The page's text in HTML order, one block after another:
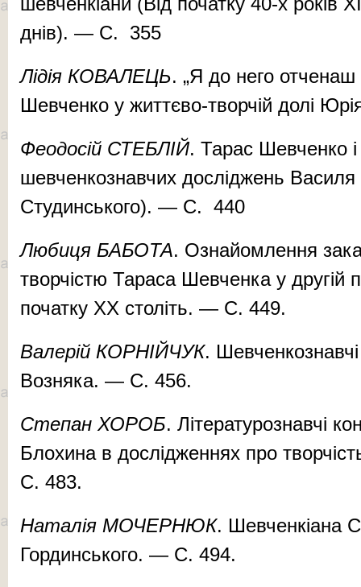
днів). — С. 355
Лідія КОВАЛЕЦЬ. „Я до него
Шевченко у життєво-творчій долі
Феодосій СТЕБЛІЙ. Тарас Шевченко
шевченкознавчих досліджень
Студинського). — С. 440
Любиця БАБОТА. Ознайомлення
творчістю Тараса Шевченка у другій
початку ХХ століть. — С. 449.
Валерій КОРНІЙЧУК.
Возняка. — С. 456.
Cтепан ХОРОБ. Літературознавчі
Блохина в дослідженнях про
С. 483.
Наталія МОЧЕРНЮК. Шевченкіана
Гординського. — С. 494.